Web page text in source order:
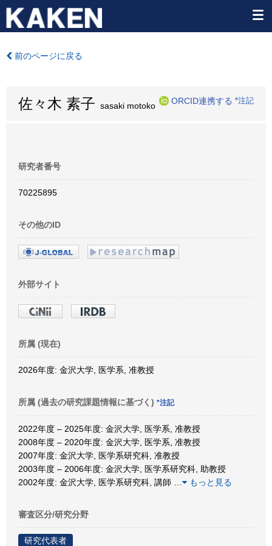
前のページに戻る
佐々木 素子 sasaki motoko
ORCID連携する *注記
研究者番号
70225895
その他のID
外部サイト
所属 (現在)
2026年度: 金沢大学, 医学系, 准教授
所属 (過去の研究課題情報に基づく) *注記
2022年度 – 2025年度: 金沢大学, 医学系, 准教授
2008年度 – 2020年度: 金沢大学, 医学系, 准教授
2007年度: 金沢大学, 医学系研究科, 准教授
2003年度 – 2006年度: 金沢大学, 医学系研究科, 助教授
2002年度: 金沢大学, 医学系研究科, 講師
もっと見る
審査区分/研究分野
研究代表者